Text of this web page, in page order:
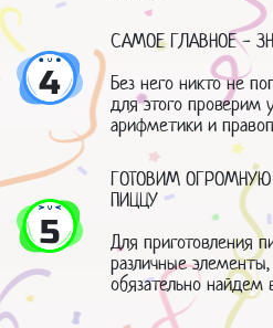
4
САМОЕ ГЛАВНОЕ -
Без него никто не
для этого проверим
арифметики и
5
ГОТОВИМ
ПИЦЦУ
Для приготовления
различные
обязательно найдем